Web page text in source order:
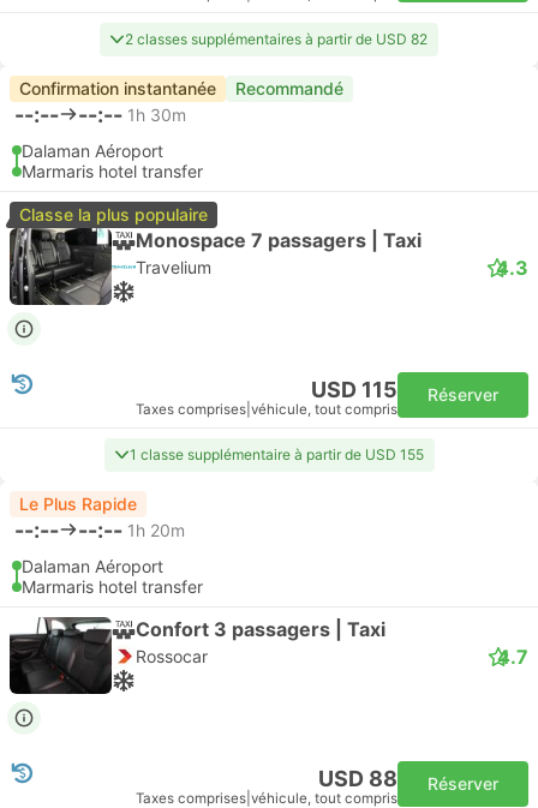
2 classes supplémentaires à partir de USD 82
Confirmation instantanée Recommandé
--:-- --:-- 1h 30m
Dalaman Aéroport
Marmaris hotel transfer
Classe la plus populaire
Monospace 7 passagers | Taxi
Travelium 4.3
USD 115
Taxes comprises véhicule, tout compris
Réserver
1 classe supplémentaire à partir de USD 155
Le Plus Rapide
--:-- --:-- 1h 20m
Dalaman Aéroport
Marmaris hotel transfer
Confort 3 passagers | Taxi
Rossocar 4.7
USD 88
Taxes comprises véhicule, tout compris
Réserver